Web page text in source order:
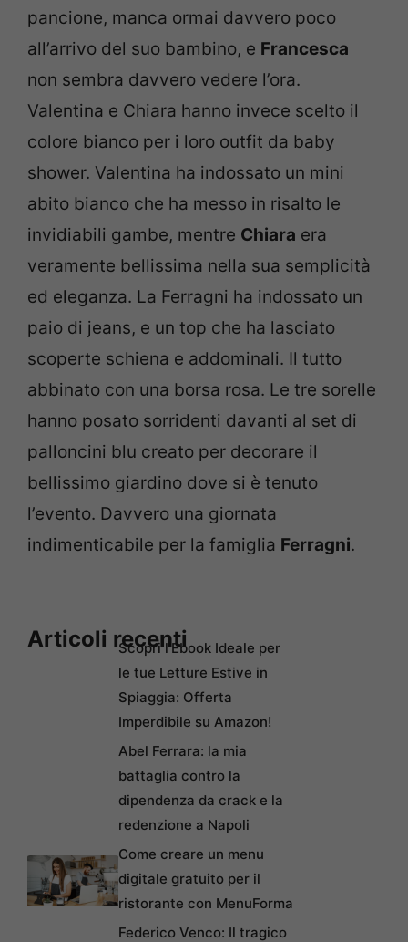
pancione, manca ormai davvero poco
all’arrivo del suo bambino, e Francesca
non sembra davvero vedere l’ora.
Valentina e Chiara hanno invece scelto il
colore bianco per i loro outfit da baby
shower. Valentina ha indossato un mini
abito bianco che ha messo in risalto le
invidiabili gambe, mentre Chiara era
veramente bellissima nella sua semplicità
ed eleganza. La Ferragni ha indossato un
paio di jeans, e un top che ha lasciato
scoperte schiena e addominali. Il tutto
abbinato con una borsa rosa. Le tre sorelle
hanno posato sorridenti davanti al set di
palloncini blu creato per decorare il
bellissimo giardino dove si è tenuto
l’evento. Davvero una giornata
indimenticabile per la famiglia Ferragni.
Articoli recentiScopri l’Ebook Ideale per
le tue Letture Estive in
Spiaggia: Offerta
Imperdibile su Amazon!
Abel Ferrara: la mia
battaglia contro la
dipendenza da crack e la
redenzione a Napoli
Come creare un menu
digitale gratuito per il
ristorante con MenuForma
Federico Venco: Il tragico